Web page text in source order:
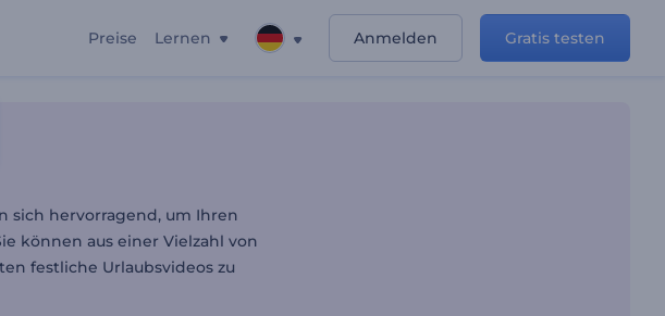
Preise Lernen Anmelden Gratis testen
sich hervorragend, um Ihren
können aus einer Vielzahl von
festliche Urlaubsvideos zu